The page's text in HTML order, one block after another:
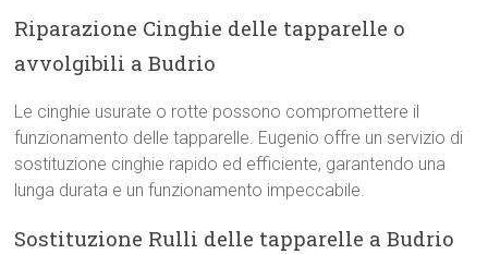
Riparazione Cinghie delle tapparelle o
avvolgibili a Budrio
Le cinghie usurate o rotte possono compromettere il
funzionamento delle tapparelle. Eugenio offre un servizio di
sostituzione cinghie rapido ed efficiente, garantendo una
lunga durata e un funzionamento impeccabile.
Sostituzione Rulli delle tapparelle a Budrio